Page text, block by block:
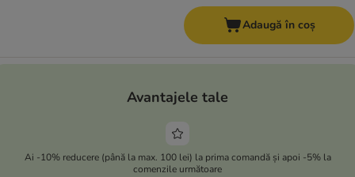
Adaugă în coș
Avantajele tale
Ai -10% reducere (până la max. 100 lei) la prima comandă și apoi -5% la
comenzile următoare